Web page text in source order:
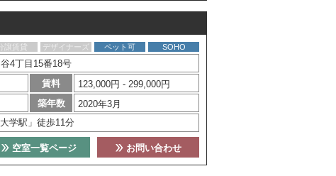
譲賃貸 デザイナーズ ペット可 SOHO
4丁目15番18号
賃料
123,000円 - 299,000円
築年数
2020年3月
学駅」徒歩11分
お問い合わせ
空室一覧ページ